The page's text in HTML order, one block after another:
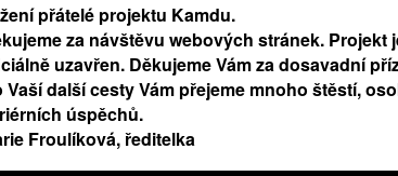
ti osobní kouč
|Blog
hlavně o osobním růstu. Každý z nás má někdy pocit,
přátelé projektu Kamdu.
za návštěvu webových stránek. Projekt
uzavřen. Děkujeme Vám za dosavadní
Vaší další cesty Vám přejeme mnoho štěstí,
úspěchů.
Froulíková, ředitelka